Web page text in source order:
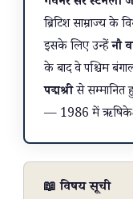
ब्रिटिश साम्राज्य के
इसके लिए उन्हेंनौ
के बाद वे पश्चिम
पद्मश्रीसे सम्मानित
— 1986 में
📖 विषय सूची